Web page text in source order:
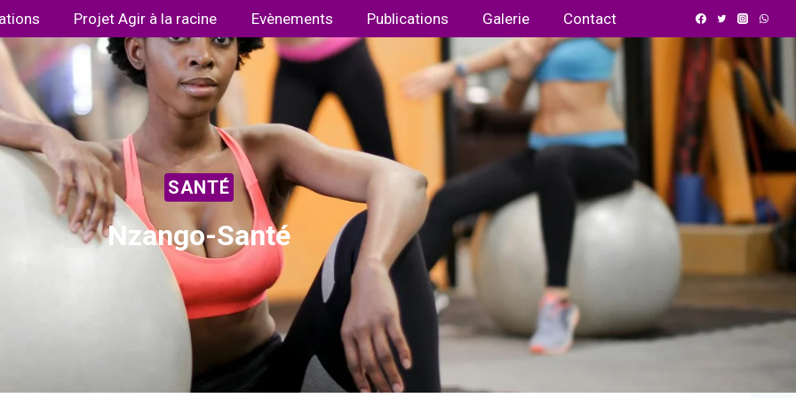
Projet Agir à la racine Evènements Publications Galerie Contact
SANTÉ
Nzango-Santé